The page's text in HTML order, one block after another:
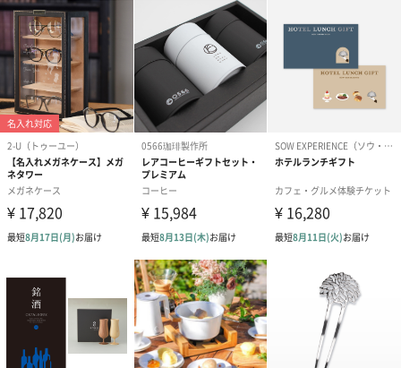
紅茶・コーヒー・スイーツ
紅茶・コーヒー・スイーツを同梱してお届けいたします。ギフト
への＋αにおすすめです。
アールグレイ（HAPPY
BIRTHDAY TO YOU）
（660円）
アールグレイティー
（660円）
フルーツティ
円）